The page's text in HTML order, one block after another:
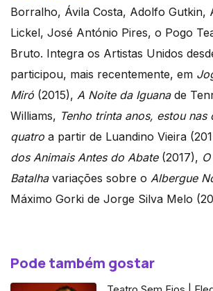
Borralho, Ávila Costa, Adolfo Gutkin,
Lickel, José António Pires, o Pogo
Bruto. Integra os Artistas Unidos
participou, mais recentemente, em
Miró (2015), A Noite da Iguanade
Williams, Tenho trinta anos, estou nas
quatro a partir de Luandino Vieira
dos Animais Antes do Abate(2017),
Batalha variações sobre o Albergue
Máximo Gorki de Jorge Silva Melo
Pode também gostar